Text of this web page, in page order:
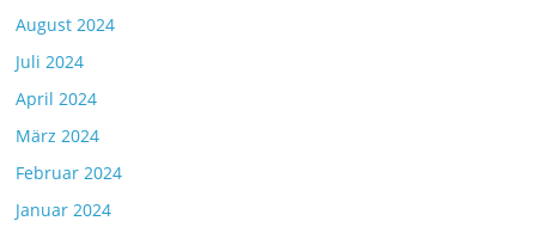
August 2024
Juli 2024
April 2024
März 2024
Februar 2024
Januar 2024